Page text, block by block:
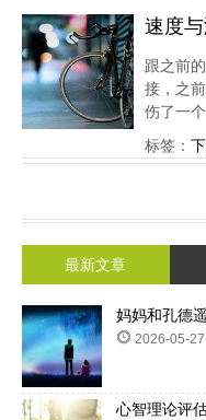
速度
跟之前
接，之
伤了一
标签：
最新文章
妈妈和孔德
2026-05-27
心智理论评